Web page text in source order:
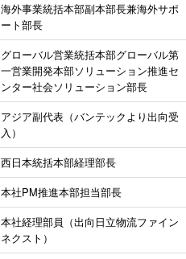
海外事業統括本部副本部長兼海外サポ
ート部長
グローバル営業統括本部グローバル第
一営業開発本部ソリューション推進セ
ンター社会ソリューション部長
アジア副代表（バンテックより出向受
入）
西日本統括本部経理部長
本社PM推進本部担当部長
本社経理部員（出向日立物流ファイン
ネクスト）